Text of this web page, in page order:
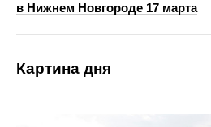
в Нижнем Новгороде 17 марта
Картина дня